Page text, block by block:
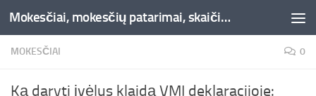
Skip to content Mokesčiai, mokesčių patarimai, skaičiuoklės, straipsniai -Liepaja.lt
MOKESČIAI 0
Ką daryti įvėlus klaidą VMI deklaracijoje: